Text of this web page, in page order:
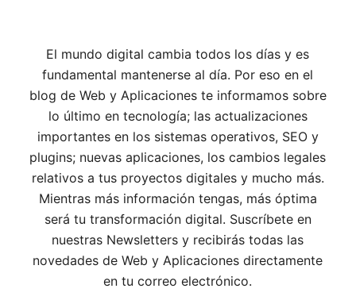
El mundo digital cambia todos los días y es
fundamental mantenerse al día. Por eso en el
blog de Web y Aplicaciones te informamos sobre
lo último en tecnología; las actualizaciones
importantes en los sistemas operativos, SEO y
plugins; nuevas aplicaciones, los cambios legales
relativos a tus proyectos digitales y mucho más.
Mientras más información tengas, más óptima
será tu transformación digital. Suscríbete en
nuestras Newsletters y recibirás todas las
novedades de Web y Aplicaciones directamente
en tu correo electrónico.